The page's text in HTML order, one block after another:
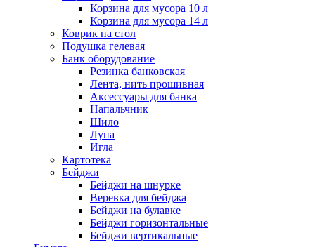
Корзина для мусора 10 л
Корзина для мусора 14 л
Коврик на стол
Подушка гелевая
Банк оборудование
Резинка банковская
Лента, нить прошивная
Аксессуары для банка
Напальчник
Шило
Лупа
Игла
Картотека
Бейджи
Бейджи на шнурке
Веревка для бейджа
Бейджи на булавке
Бейджи горизонтальные
Бейджи вертикальные